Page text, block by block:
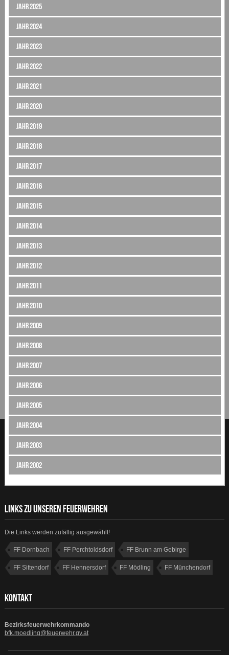
Jahr 2025
Jahr 2024
Jahr 2023
Jahr 2022
Jahr 2021
Jahr 2020
Jahr 2019
Jahr 2018
Jahr 2017
Jahr 2016
Jahr 2015
Jahr 2014
Jahr 2013
Jahr 2012
Jahr 2011
Jahr 2010
Jahr 2009
Jahr 2008
Jahr 2007
Jahr 2006
Jahr 2005
Jahr 2004
Jahr 2003
Jahr 2002
LINKS ZU UNSEREN FEUERWEHREN
Die Links werden zufällig ausgewählt!
FF Dornbach FF Perchtoldsdorf FF Brunn am Gebirge
FF Sittendorf FF Hennersdorf FF Mödling FF Münchendorf
KONTAKT
Bezirksfeuerwehrkommando
bfk.moedling@feuerwehr.gv.at